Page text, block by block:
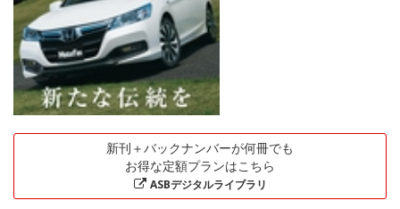
新刊＋バックナンバーが何冊でも
お得な定額プランはこちら
ASBデジタルライブラリ